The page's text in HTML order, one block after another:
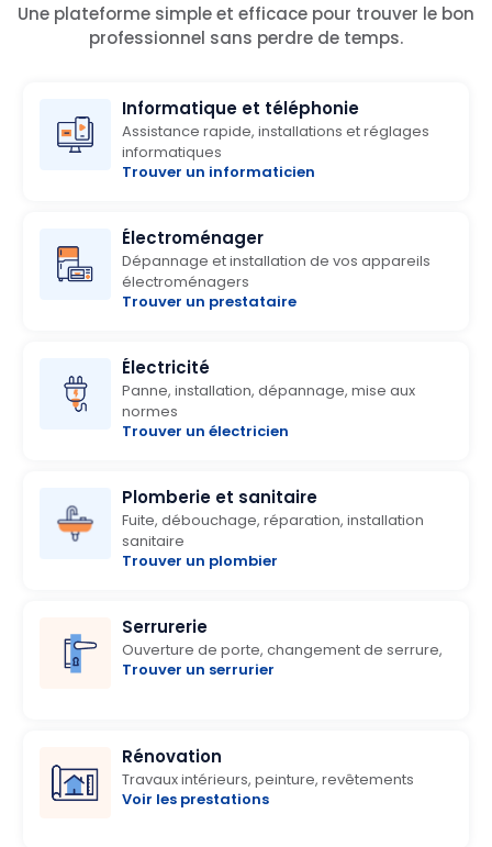
Une plateforme simple et efficace pour trouver le bon
professionnel sans perdre de temps.
Informatique et téléphonie
Assistance rapide, installations et réglages
informatiques
Trouver un informaticien
Électroménager
Dépannage et installation de vos appareils
électroménagers
Trouver un prestataire
Électricité
Panne, installation, dépannage, mise aux
normes
Trouver un électricien
Plomberie et sanitaire
Fuite, débouchage, réparation, installation
sanitaire
Trouver un plombier
Serrurerie
Ouverture de porte, changement de serrure,
Trouver un serrurier
Rénovation
Travaux intérieurs, peinture, revêtements
Voir les prestations